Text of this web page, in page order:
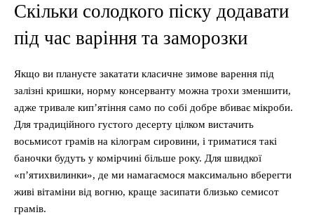
Скільки солодкого піску додавати
під час варіння та заморозки
Якщо ви плануєте закатати класичне зимове варення під
залізні кришки, норму консерванту можна трохи зменшити,
адже тривале кип’ятіння само по собі добре вбиває мікроби.
Для традиційного густого десерту цілком вистачить
восьмисот грамів на кілограм сировини, і триматися такі
баночки будуть у комірчині більше року. Для швидкої
«п’ятихвилинки», де ми намагаємося максимально вберегти
живі вітаміни від вогню, краще засипати близько семисот
грамів.